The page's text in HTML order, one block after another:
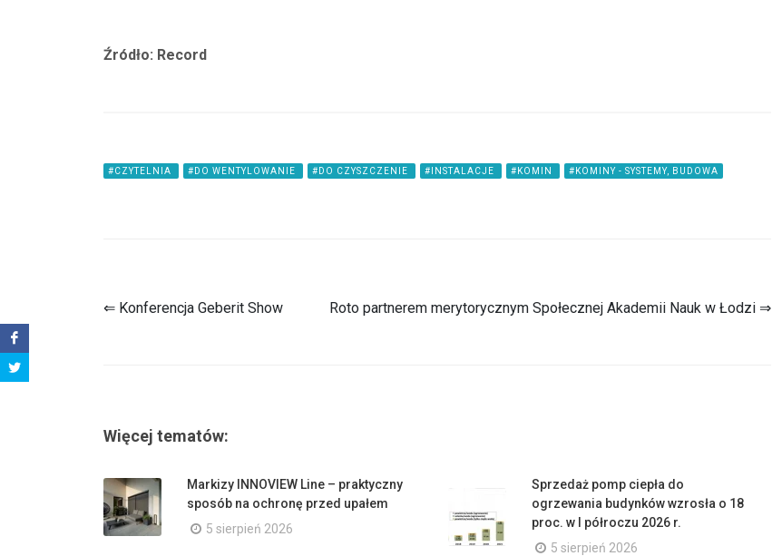
Źródło: Record
#CZYTELNIA #DO WENTYLOWANIE #DO CZYSZCZENIE #INSTALACJE #KOMIN #KOMINY - SYSTEMY, BUDOWA
⇐ Konferencja Geberit Show Roto partnerem merytorycznym Społecznej Akademii Nauk w Łodzi ⇒
Więcej tematów:
Markizy INNOVIEW Line – praktyczny
sposób na ochronę przed upałem
5 sierpień 2026
Sprzedaż pomp ciepła do
ogrzewania budynków wzrosła o 18
proc. w I półroczu 2026 r.
5 sierpień 2026